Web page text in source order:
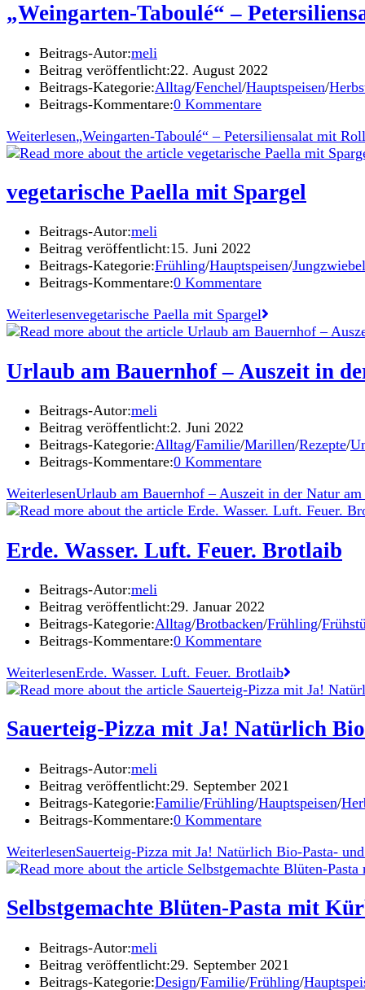
„Weingarten-Taboulé“ –
Beitrags-Autor:meli
Beitrag veröffentlicht:22. August 2022
Beitrags-Kategorie:Alltag/Fenchel/Hauptspeisen/
Beitrags-Kommentare:0 Kommentare
Weiterlesen„Weingarten-Taboulé“ – Petersiliensalat mit
vegetarische Paella mit Spargel
Beitrags-Autor:meli
Beitrag veröffentlicht:15. Juni 2022
Beitrags-Kategorie:Frühling/Hauptspeisen/Jungzwiebel
Beitrags-Kommentare:0 Kommentare
Weiterlesenvegetarische Paella mit Spargel
Urlaub am Bauernhof – Auszeit in
Beitrags-Autor:meli
Beitrag veröffentlicht:2. Juni 2022
Beitrags-Kategorie:Alltag/Familie/Marillen/Rezepte/
Beitrags-Kommentare:0 Kommentare
WeiterlesenUrlaub am Bauernhof – Auszeit in der Natur
Erde. Wasser. Luft. Feuer. Brotlaib
Beitrags-Autor:meli
Beitrag veröffentlicht:29. Januar 2022
Beitrags-Kategorie:Alltag/Brotbacken/Frühling/
Beitrags-Kommentare:0 Kommentare
WeiterlesenErde. Wasser. Luft. Feuer. Brotlaib
Sauerteig-Pizza mit Ja! Natürlich
Beitrags-Autor:meli
Beitrag veröffentlicht:29. September 2021
Beitrags-Kategorie:Familie/Frühling/Hauptspeisen/
Beitrags-Kommentare:0 Kommentare
WeiterlesenSauerteig-Pizza mit Ja! Natürlich Bio-Pasta-
Selbstgemachte Blüten-Pasta mit
Beitrags-Autor:meli
Beitrag veröffentlicht:29. September 2021
Beitrags-Kategorie:Design/Familie/Frühling/